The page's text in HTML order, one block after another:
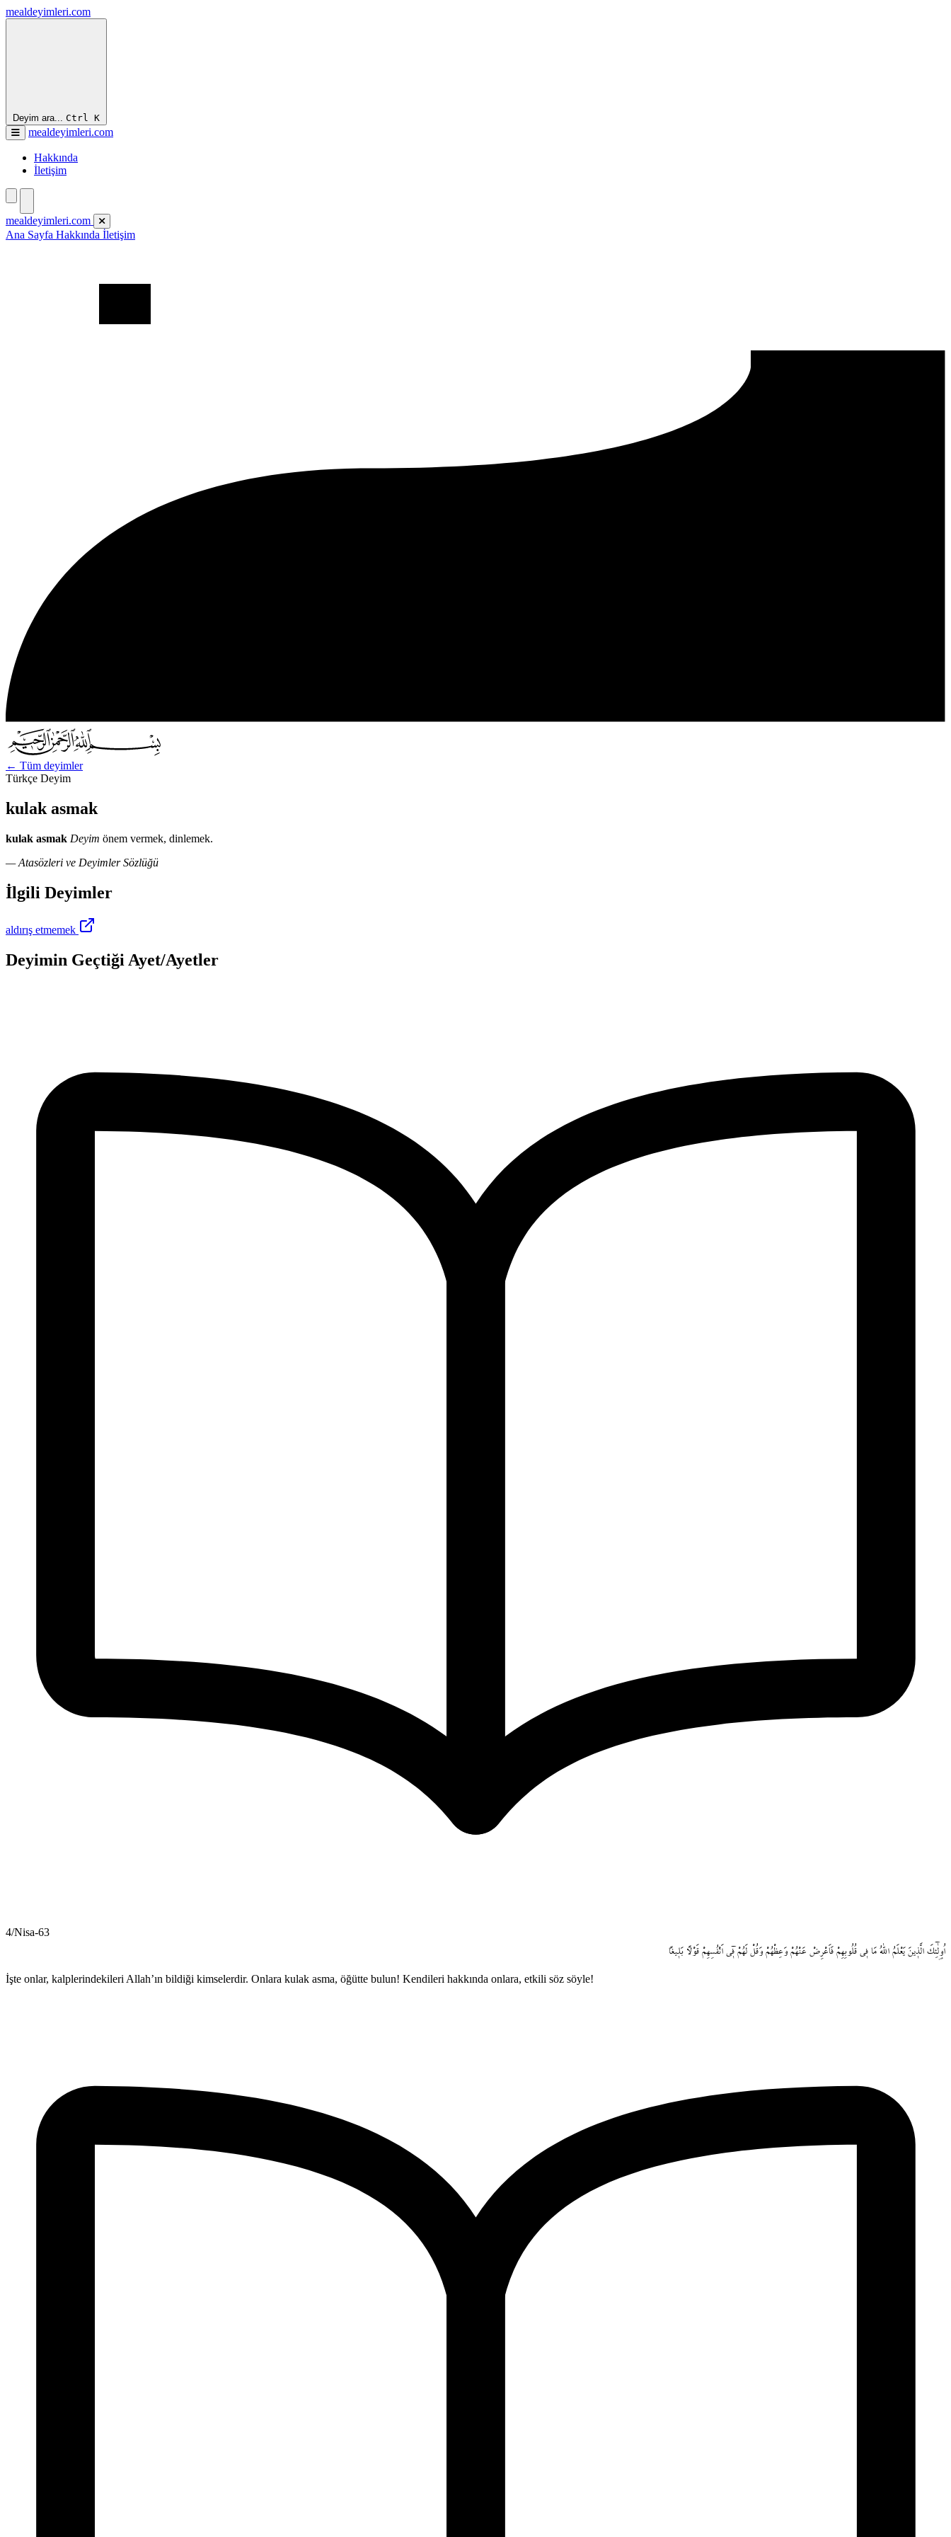
mealdeyimleri.com
Deyim ara... Ctrl K
mealdeyimleri.com
Hakkında
İletişim
mealdeyimleri.com
Ana Sayfa Hakkında İletişim
← Tüm deyimler
Türkçe Deyim
kulak asmak
kulak asmak Deyim önem vermek, dinlemek.
— Atasözleri ve Deyimler Sözlüğü
İlgili Deyimler
aldırış etmemek
Deyimin Geçtiği Ayet/Ayetler
4/Nisa-63
اُو۬لٰٓئِكَ الَّذ۪ينَ يَعْلَمُ اللّٰهُ مَا ف۪ي قُلُوبِهِمْ فَاَعْرِضْ عَنْهُمْ وَعِظْهُمْ وَقُلْ لَهُمْ ف۪ٓي اَنْفُسِهِمْ قَوْلاً بَل۪يغاً
İşte onlar, kalplerindekileri Allah’ın bildiği kimselerdir. Onlara kulak asma, öğütte bulun! Kendileri hakkında onlara, etkili söz söyle!